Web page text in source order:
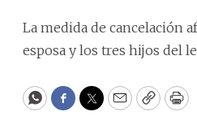
La medida de cancelación
esposa y los tres hijos del
WhatsApp
Facebook
Twitter
EmailCopy